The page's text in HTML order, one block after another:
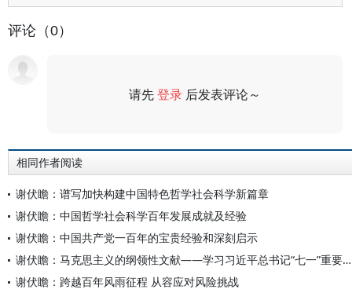
评论（0）
请先登录 后发表评论～
相同作者阅读
谢伏瞻：谱写加快构建中国特色哲学社会科学新篇章
谢伏瞻：中国哲学社会科学百年发展成就及经验
谢伏瞻：中国共产党一百年的宝贵经验和深刻启示
谢伏瞻：马克思主义的纲领性文献——学习习近平总书记“七一”重要讲话
谢伏瞻：跨越百年风雨征程 从容应对风险挑战